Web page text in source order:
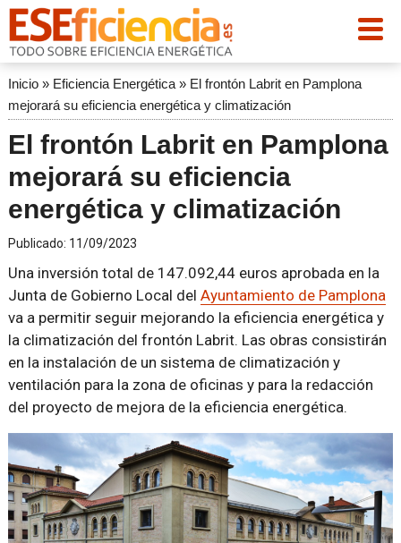
Inicio» Eficiencia Energética» El frontón Labrit en Pamplona
mejorará su eficiencia energética y climatización
El frontón Labrit en Pamplona
mejorará su eficiencia
energética y climatización
Publicado: 11/09/2023
Una inversión total de 147.092,44 euros aprobada en la
Junta de Gobierno Local del Ayuntamiento de Pamplona
va a permitir seguir mejorando la eficiencia energética y
la climatización del frontón Labrit. Las obras consistirán
en la instalación de un sistema de climatización y
ventilación para la zona de oficinas y para la redacción
del proyecto de mejora de la eficiencia energética.